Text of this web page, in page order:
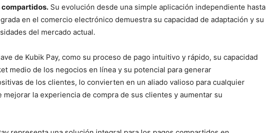
compartidos. Su evolución desde una simple aplicación independiente hasta
en el comercio electrónico demuestra su capacidad de adaptación y su
del mercado actual.
de Kubik Pay, como su proceso de pago intuitivo y rápido, su capacidad
medio de los negocios en línea y su potencial para generar
de los clientes, lo convierten en un aliado valioso para cualquier
mejorar la experiencia de compra de sus clientes y aumentar su